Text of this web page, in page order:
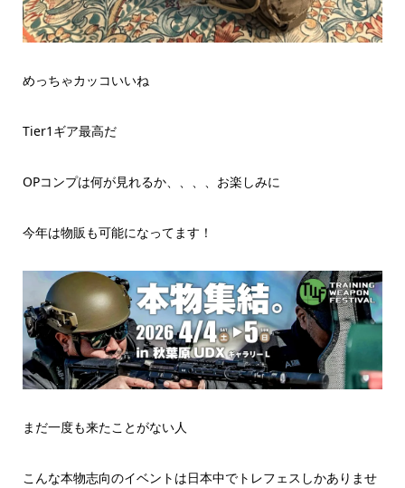
めっちゃカッコいいね
Tier1ギア最高だ
OPコンプは何が見れるか、、、、お楽しみに
今年は物販も可能になってます！
まだ一度も来たことがない人
こんな本物志向のイベントは日本中でトレフェスしかありませ